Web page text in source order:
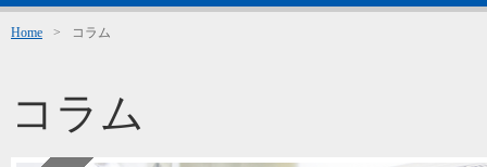
Home > コラム
コラム